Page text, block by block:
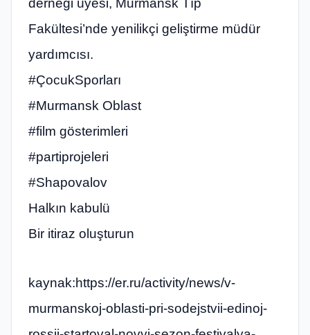
derneği üyesi, Murmansk Tıp
Fakültesi’nde yenilikçi geliştirme müdür
yardımcısı.
#ÇocukSporları
#Murmansk Oblast
#film gösterimleri
#partiprojeleri
#Shapovalov
Halkın kabulü
Bir itiraz oluşturun
kaynak:https://er.ru/activity/news/v-
murmanskoj-oblasti-pri-sodejstvii-edinoj-